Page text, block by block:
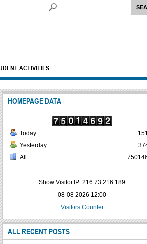
ACTIVITIES
HOMEPAGE DATA
Today
Yesterday
All
Show Visitor IP: 216.73.216.189
08-08-2026 12:00
Visitors Counter
ALL RECENT POSTS